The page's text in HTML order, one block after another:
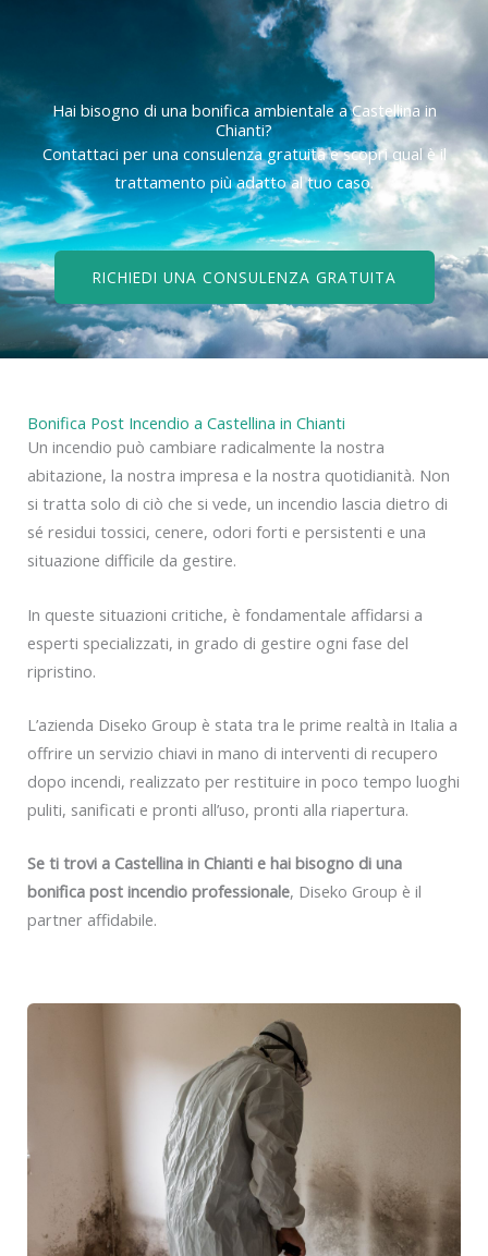
Hai bisogno di una bonifica ambientale a Castellina in
Chianti?
Contattaci per una consulenza gratuita e scopri qual è il
trattamento più adatto al tuo caso.
RICHIEDI UNA CONSULENZA GRATUITA
Bonifica Post Incendio a Castellina in Chianti
Un incendio può cambiare radicalmente la nostra
abitazione, la nostra impresa e la nostra quotidianità. Non
si tratta solo di ciò che si vede, un incendio lascia dietro di
sé residui tossici, cenere, odori forti e persistenti e una
situazione difficile da gestire.
In queste situazioni critiche, è fondamentale affidarsi a
esperti specializzati, in grado di gestire ogni fase del
ripristino.
L’azienda Diseko Group è stata tra le prime realtà in Italia a
offrire un servizio chiavi in mano di interventi di recupero
dopo incendi, realizzato per restituire in poco tempo luoghi
puliti, sanificati e pronti all’uso, pronti alla riapertura.
Se ti trovi a Castellina in Chianti e hai bisogno di una
bonifica post incendio professionale, Diseko Group è il
partner affidabile.